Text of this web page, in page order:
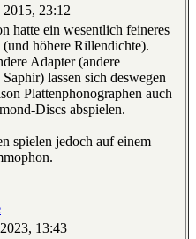
23:12
hatte ein wesentlich feineres
höhere Rillendichte).
Adapter (andere
lassen sich deswegen
Plattenphonographen auch
Discs abspielen.
spielen jedoch auf einem
13:43